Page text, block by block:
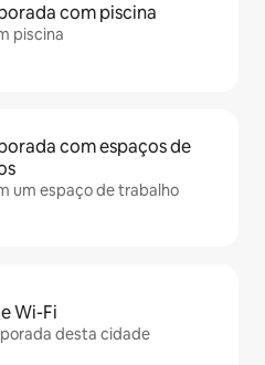
com piscina
piscina
com espaços de
um espaço de trabalho
Wi-Fi
desta cidade